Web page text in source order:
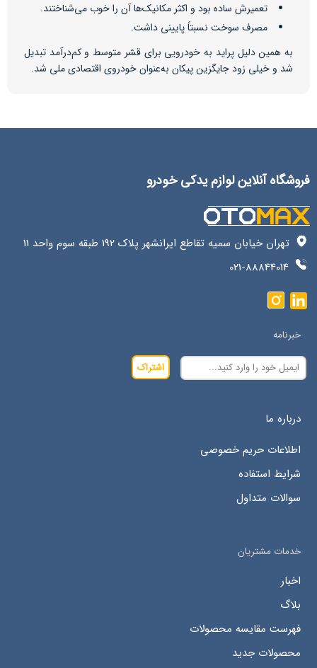
تعمیرش ساده بود و اکثر مکانیک‌ها آن را خوب می‌شناختند.
مصرف سوخت نسبتاً پایینی داشت.
به همین دلیل پراید به خودرویی برای قشر متوسط و کم‌درآمد تبدیل
شد و خیلی زود جایگزین پیکان به‌عنوان خودروی اقتصادی ملی شد.
فروشگاه آنلاین لوازم یدکی خودرو
تهران خیابان سمیه تقاطع ایرانشهر پلاک 192 طبقه سوم واحد 11
021-88844014
خبرنامه
اشتراک
درباره ما
اطلاعات حریم خصوصی
شرایط استفاده
سوالات متداول
خدمات مشتریان
اخبار
بلاگ
فهرست مقایسه محصولات
محصولات جدید